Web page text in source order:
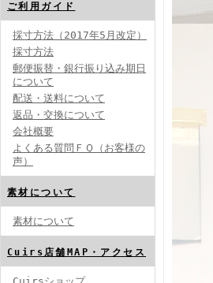
ご利用ガイド
採寸方法（2017年5月改定）
採寸方法
郵便振替・銀行振り込み期日
について
配送・送料について
返品・交換について
会社概要
よくある質問ＦＱ（お客様の
声）
素材について
素材について
Cuirs店舗MAP・アクセス